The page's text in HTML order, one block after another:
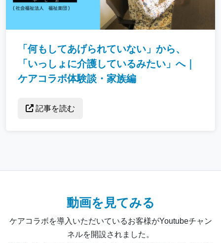
「何もしてあげられていない」から、
「いっしょに介護しているみたい」へ｜
ケアコラボ体験談・家族編
記事を読む
動画を見てみる
ケアコラボを導入いただいているお客様がYoutubeチャン
ネルを開設されました。